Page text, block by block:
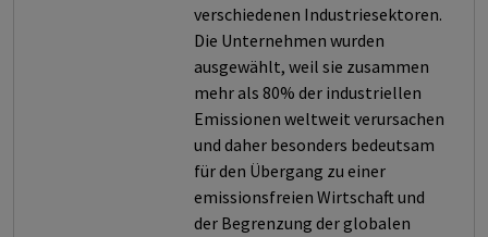
verschiedenen Industriesektoren.
Die Unternehmen wurden
ausgewählt, weil sie zusammen
mehr als 80% der industriellen
Emissionen weltweit verursachen
und daher besonders bedeutsam
für den Übergang zu einer
emissionsfreien Wirtschaft und
der Begrenzung der globalen